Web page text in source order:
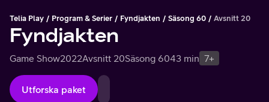
Telia Play Program & Serier Fyndjakten Säsong 60 Avsnitt 20
Fyndjakten
Game Show2022Avsnitt 20Säsong 6043 min 7+
Utforska paket